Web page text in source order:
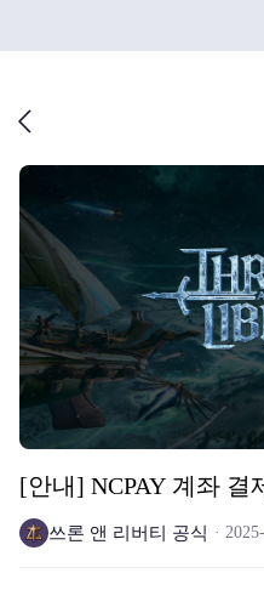
[안내] NCPAY 계좌 결
쓰론 앤 리버티 공식